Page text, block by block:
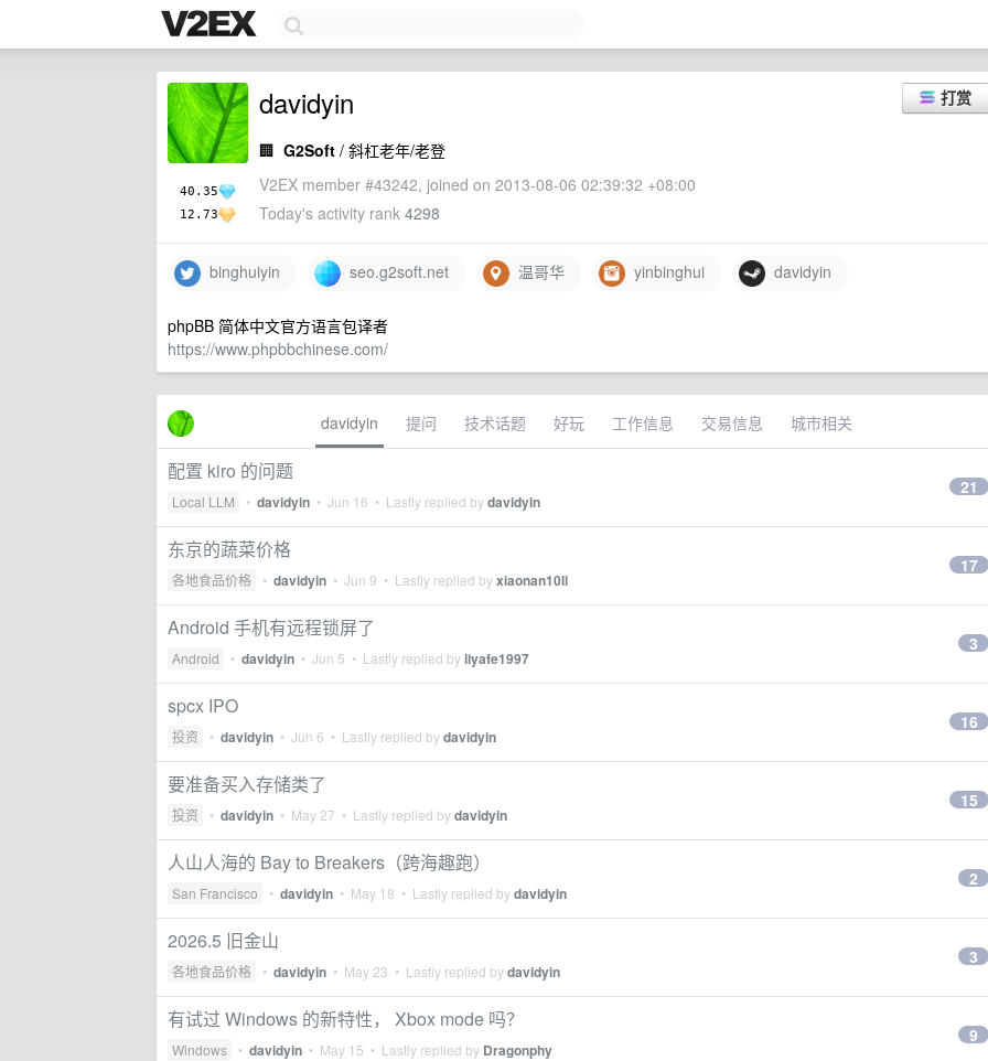
40.35
12.73
打赏
davidyin
🏢 G2Soft / 斜杠老年/老登
V2EX member #43242, joined on 2013-08-06 02:39:32 +08:00
Today's activity rank 4298
binghuiyin seo.g2soft.net 温哥华 yinbinghui davidyin
phpBB 简体中文官方语言包译者
https://www.phpbbchinese.com/
davidyin 提问 技术话题 好玩 工作信息 交易信息 城市相关
配置 kiro 的问题
Local LLM • davidyin • Jun 16 • Lastly replied bydavidyin
21
东京的蔬菜价格
各地食品价格 • davidyin • Jun 9 • Lastly replied byxiaonan10ll
17
Android 手机有远程锁屏了
Android • davidyin • Jun 5 • Lastly replied byliyafe1997
3
spcx IPO
投资 • davidyin • Jun 6 • Lastly replied bydavidyin
16
要准备买入存储类了
投资 • davidyin • May 27 • Lastly replied bydavidyin
15
人山人海的 Bay to Breakers（跨海趣跑）
San Francisco • davidyin • May 18 • Lastly replied bydavidyin
2
2026.5 旧金山
各地食品价格 • davidyin • May 23 • Lastly replied bydavidyin
3
有试过 Windows 的新特性， Xbox mode 吗？
Windows • davidyin • May 15 • Lastly replied by Dragonphy
9